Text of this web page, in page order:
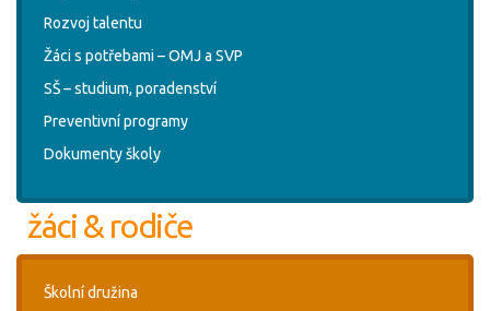
Rozvoj talentu
Žáci s potřebami – OMJ a SVP
SŠ – studium, poradenství
Preventivní programy
Dokumenty školy
žáci & rodiče
Školní družina